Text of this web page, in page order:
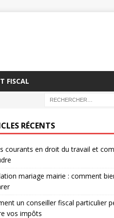
FISCAL
RÉCENTS
courants en droit du travail et
mariage mairie : comment
un conseiller fiscal particulier
vos impôts